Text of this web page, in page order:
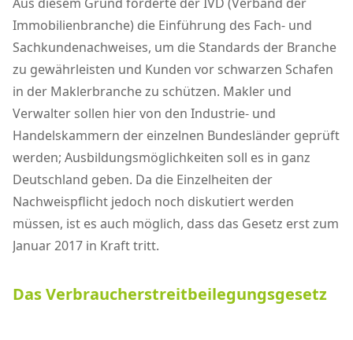
Immobilienbranche) die Einführung des Fach- und
Sachkundenachweises, um die Standards der Branche
zu gewährleisten und Kunden vor schwarzen Schafen
in der Maklerbranche zu schützen. Makler und
Verwalter sollen hier von den Industrie- und
Handelskammern der einzelnen Bundesländer geprüft
werden; Ausbildungsmöglichkeiten soll es in ganz
Deutschland geben. Da die Einzelheiten der
Nachweispflicht jedoch noch diskutiert werden
müssen, ist es auch möglich, dass das Gesetz erst zum
Januar 2017 in Kraft tritt.
Das Verbraucherstreitbeilegungsgesetz